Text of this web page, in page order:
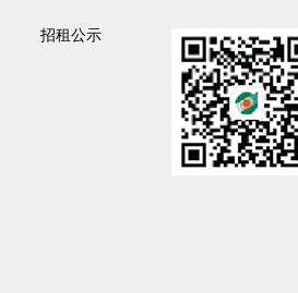
招租公示